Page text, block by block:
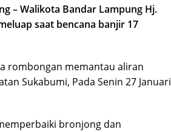
– Walikota Bandar Lampung Hj.
saat bencana banjir 17
rombongan memantau aliran
Sukabumi, Pada Senin 27 Januari
bronjong dan